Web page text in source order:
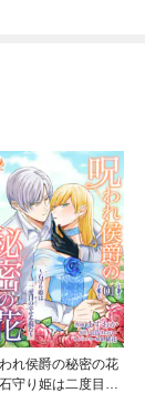
れ侯爵の秘密の花
守り姫は二度目の